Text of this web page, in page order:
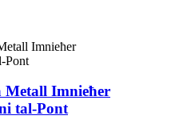
Imnieħer
tal-Pont